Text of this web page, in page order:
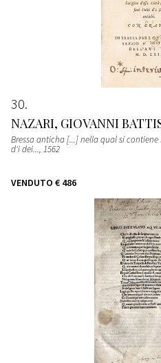
30
NAZARI, GIOVANNI
Bressa anticha [...] nella qual si
d'i dei..., 1562
VENDUTO € 486